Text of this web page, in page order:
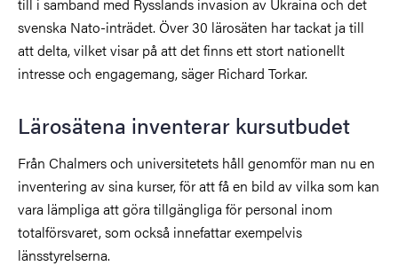
svenska Nato-inträdet. Över 30 lärosäten har tackat ja till
att delta, vilket visar på att det finns ett stort nationellt
intresse och engagemang, säger Richard Torkar.
Lärosätena inventerar kursutbudet
Från Chalmers och universitetets håll genomför man nu en
inventering av sina kurser, för att få en bild av vilka som kan
vara lämpliga att göra tillgängliga för personal inom
totalförsvaret, som också innefattar exempelvis
länsstyrelserna.